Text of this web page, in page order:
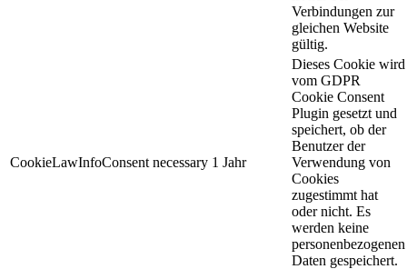
Verbindungen zur
gleichen Website
gültig.
CookieLawInfoConsent necessary 1 Jahr
Dieses Cookie wird
vom GDPR
Cookie Consent
Plugin gesetzt und
speichert, ob der
Benutzer der
Verwendung von
Cookies
zugestimmt hat
oder nicht. Es
werden keine
personenbezogenen
Daten gespeichert.